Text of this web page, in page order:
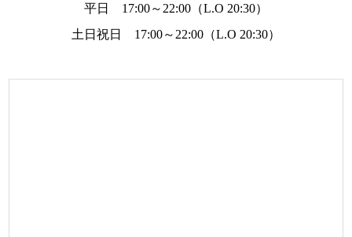
平日 17:00～22:00（L.O 20:30）
土日祝日 17:00～22:00（L.O 20:30）